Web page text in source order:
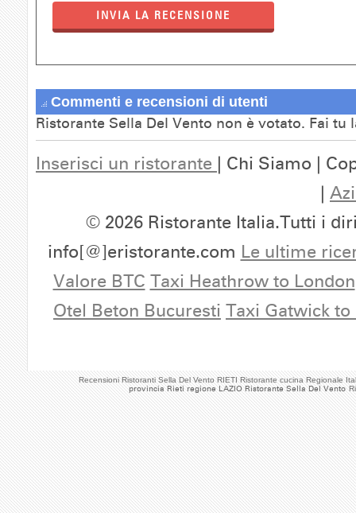
Recensioni Ristoranti Sella Del Vento RIETI Ristorante cucina Regionale
provincia Rieti regione LAZIO Ristorante Sella Del Vento
INVIA LA RECENSIONE
Commenti e recensioni di utenti
Ristorante Sella Del Vento non è votato. Fai tu
Inserisci un ristorante | Chi Siamo |
|
© 2026 Ristorante Italia.Tutti i
info[@]eristorante.com Le ultime
Valore BTC Taxi Heathrow to London
Otel Beton Bucuresti Taxi Gatwick to